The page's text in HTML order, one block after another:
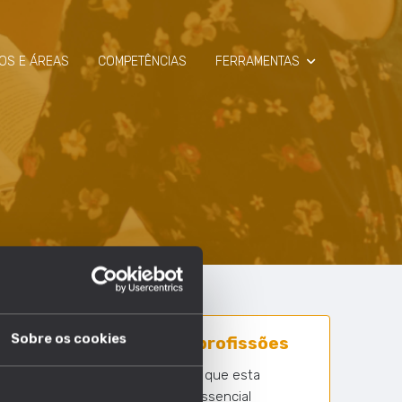
Sobre os cookies
E ÁREAS COMPETÊNCIAS FERRAMENTAS
18 em 1630 profissões
Nº profissões em que esta
competência é essencial